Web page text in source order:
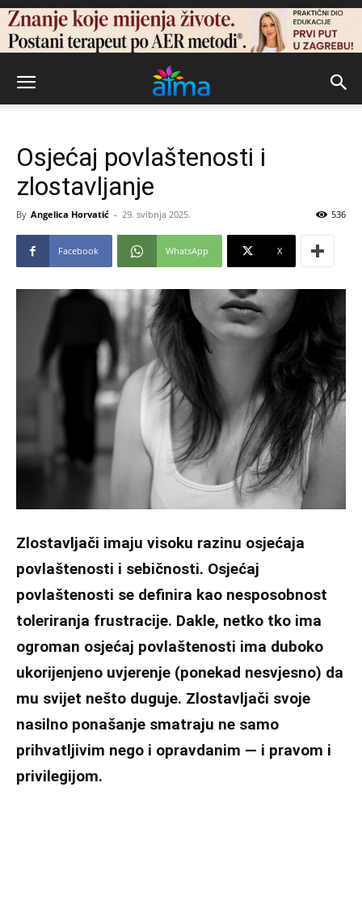
Osjećaj povlaštenosti i
zlostavljanje
By Angelica Horvatić - 29. svibnja 2025. 536
Facebook WhatsApp X
Zlostavljači imaju visoku razinu osjećaja
povlaštenosti i sebičnosti. Osjećaj
povlaštenosti se definira kao nesposobnost
toleriranja frustracije. Dakle, netko tko ima
ogroman osjećaj povlaštenosti ima duboko
ukorijenjeno uvjerenje (ponekad nesvjesno) da
mu svijet nešto duguje. Zlostavljači svoje
nasilno ponašanje smatraju ne samo
prihvatljivim nego i opravdanim — i pravom i
privilegijom.